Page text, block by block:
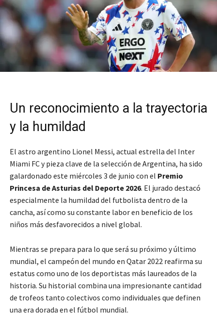
Un reconocimiento a la trayectoria
y la humildad
El astro argentino Lionel Messi, actual estrella del Inter
Miami FC y pieza clave de la selección de Argentina, ha sido
galardonado este miércoles 3 de junio con el Premio
Princesa de Asturias del Deporte 2026. El jurado destacó
especialmente la humildad del futbolista dentro de la
cancha, así como su constante labor en beneficio de los
niños más desfavorecidos a nivel global.
Mientras se prepara para lo que será su próximo y último
mundial, el campeón del mundo en Qatar 2022 reafirma su
estatus como uno de los deportistas más laureados de la
historia. Su historial combina una impresionante cantidad
de trofeos tanto colectivos como individuales que definen
una era dorada en el fútbol mundial.